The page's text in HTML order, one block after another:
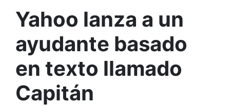
Yahoo lanza a un
ayudante basado
en texto llamado
Capitán